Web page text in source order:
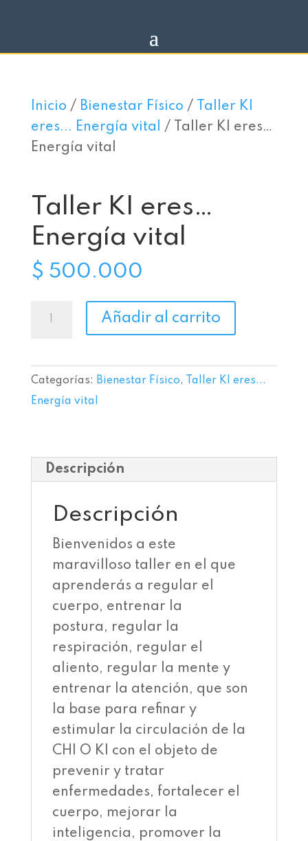
Inicio / Bienestar Físico / Taller KI
eres... Energía vital / Taller KI eres…
Energía vital
Taller KI eres…
Energía vital
$ 500.000
Taller
Energía
vital
Añadir al carrito
Categorías: Bienestar Físico,
Taller KI eres...
Energía vital
Descripción
Descripción
Bienvenidos a este
maravilloso taller en el que
aprenderás a regular el
cuerpo, entrenar la
postura, regular la
respiración, regular el
aliento, regular la mente y
entrenar la atención, que son
la base para refinar y
estimular la circulación de la
CHI O KI con el objeto de
prevenir y tratar
enfermedades, fortalecer el
cuerpo, mejorar la
inteligencia, promover la